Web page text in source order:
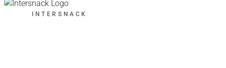
INTERSNACK